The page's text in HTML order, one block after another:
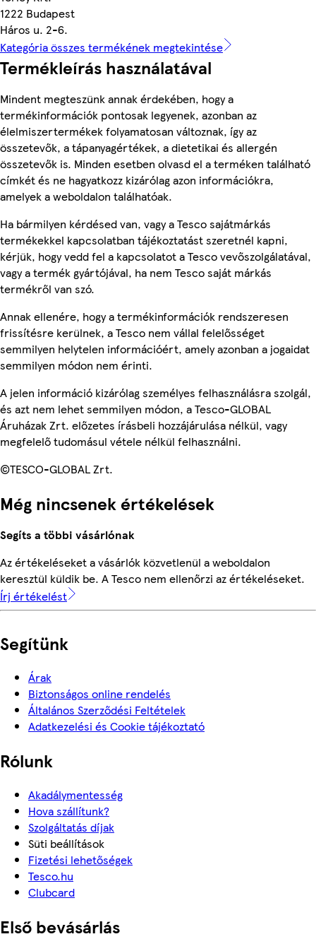
1222 Budapest
Háros u. 2-6.
Kategória összes termékének megtekintése
Termékleírás használatával
Mindent megteszünk annak érdekében, hogy a
termékinformációk pontosak legyenek, azonban az
élelmiszertermékek folyamatosan változnak, így az
összetevők, a tápanyagértékek, a dietetikai és allergén
összetevők is. Minden esetben olvasd el a terméken található
címkét és ne hagyatkozz kizárólag azon információkra,
amelyek a weboldalon találhatóak.
Ha bármilyen kérdésed van, vagy a Tesco sajátmárkás
termékekkel kapcsolatban tájékoztatást szeretnél kapni,
kérjük, hogy vedd fel a kapcsolatot a Tesco vevőszolgálatával,
vagy a termék gyártójával, ha nem Tesco saját márkás
termékről van szó.
Annak ellenére, hogy a termékinformációk rendszeresen
frissítésre kerülnek, a Tesco nem vállal felelősséget
semmilyen helytelen információért, amely azonban a jogaidat
semmilyen módon nem érinti.
A jelen információ kizárólag személyes felhasználásra szolgál,
és azt nem lehet semmilyen módon, a Tesco-GLOBAL
Áruházak Zrt. előzetes írásbeli hozzájárulása nélkül, vagy
megfelelő tudomásul vétele nélkül felhasználni.
©TESCO-GLOBAL Zrt.
Még nincsenek értékelések
Segíts a többi vásárlónak
Az értékeléseket a vásárlók közvetlenül a weboldalon
keresztül küldik be. A Tesco nem ellenőrzi az értékeléseket.
Írj értékelést
Segítünk
Árak
Biztonságos online rendelés
Általános Szerződési Feltételek
Adatkezelési és Cookie tájékoztató
Rólunk
Akadálymentesség
Hova szállítunk?
Szolgáltatás díjak
Süti beállítások
Fizetési lehetőségek
Tesco.hu
Clubcard
Első bevásárlás